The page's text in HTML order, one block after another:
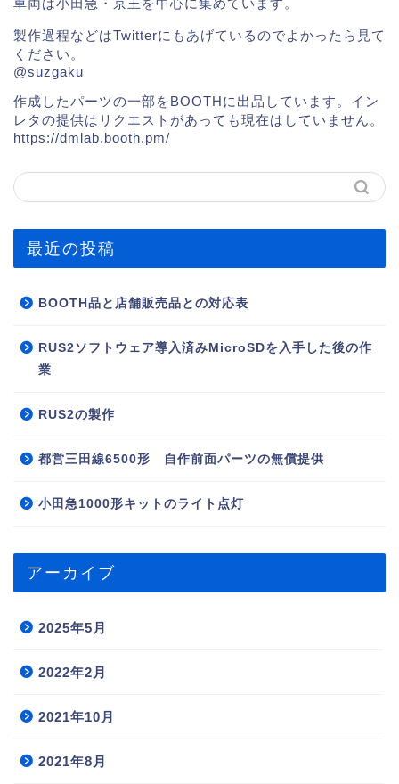
製作過程などはTwitterにもあげているのでよかったら見て
ください。
@suzgaku
作成したパーツの一部をBOOTHに出品しています。イン
レタの提供はリクエストがあっても現在はしていません。
https://dmlab.booth.pm/
最近の投稿
BOOTH品と店舗販売品との対応表
RUS2ソフトウェア導入済みMicroSDを入手した後の作
業
RUS2の製作
都営三田線6500形 自作前面パーツの無償提供
小田急1000形キットのライト点灯
アーカイブ
2025年5月
2022年2月
2021年10月
2021年8月